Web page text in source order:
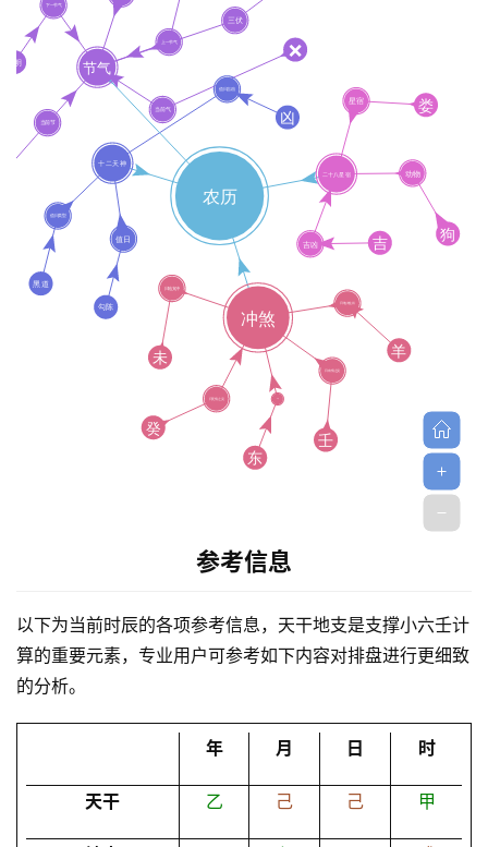
黄
参考信息
以下为当前时辰的各项参考信息，天干地支是支撑小六壬计
算的重要元素，专业用户可参考如下内容对排盘进行更细致
的分析。
年 月 日 时
天干 乙 己 己 甲